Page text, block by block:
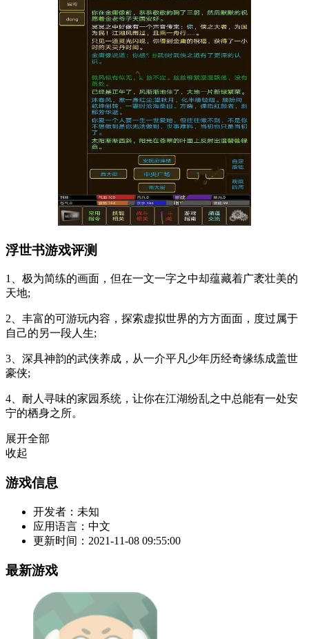
浮世书游戏评测
1、极为简练的画面，但在一文一字之中却蕴藏着广袤壮美的
天地;
2、丰富的可游玩内容，探索虚拟世界的方方面面，度过属于
自己的另一段人生;
3、深具神韵的武侠养成，从一介平凡少年历经奇缘练成盖世
豪侠;
4、耐人寻味的家园系统，让你在江湖纷乱之中总能有一处安
宁的栖身之所。
展开全部
收起
游戏信息
开发者： 未知
应用语言： 中文
更新时间： 2021-11-08 09:55:00
最新游戏